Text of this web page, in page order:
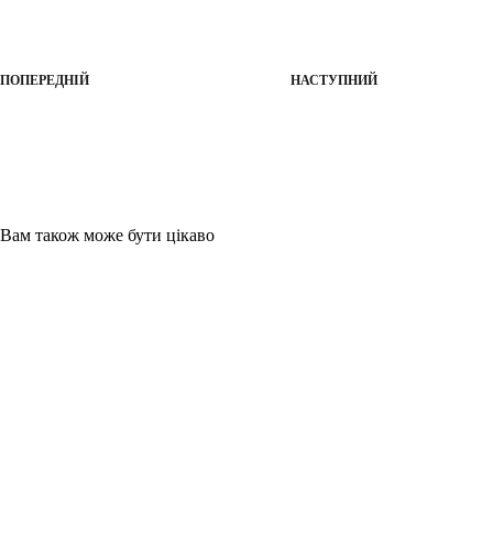
ПОПЕРЕДНІЙ НАСТУПНИЙ
Вам також може бути цікаво